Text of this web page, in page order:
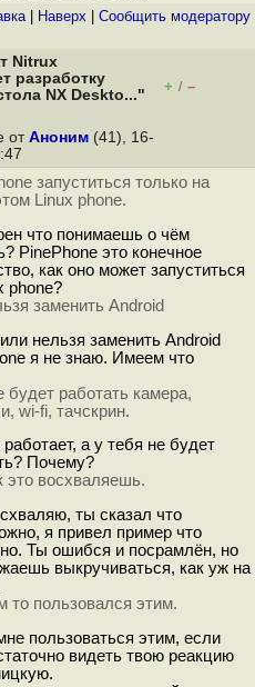
| Наверх Cообщить модератору
Nitrux
разработку
NX Deskto..."
+ / –
от Аноним (41), 16-
запуститься только на
Linux phone.
что понимаешь о чём
PinePhone это конечное
как оно может запуститься
phone?
заменить Android
нельзя заменить Android
я не знаю. Имеем что
будет работать камера,
wi-fi, тачскрин.
а у тебя не будет
Почему?
это восхваляешь.
ты сказал что
я привел пример что
Ты ошибся и посрамлён, но
выкручиваться, как уж на
то пользовался этим.
пользоваться этим, если
видеть твою реакцию